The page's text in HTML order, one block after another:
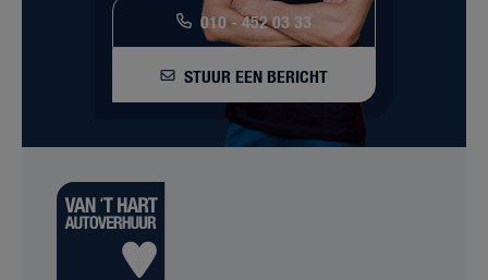
010 - 452 03 33
STUUR EEN BERICHT